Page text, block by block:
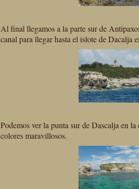
Al final llegamos a la parte sur de
canal para llegar hasta el islote de Dacalja
Podemos ver la punta sur de Dascalja en
colores maravillosos.